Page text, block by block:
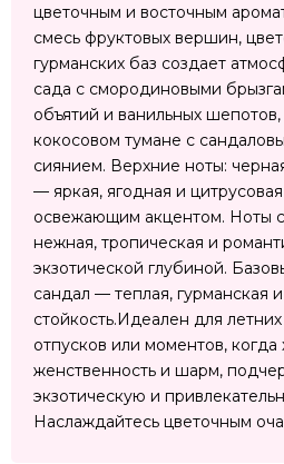
цветочным и восточным
смесь фруктовых вершин,
гурманских баз создает
сада с смородиновыми
объятий и ванильных
кокосовом тумане с
сиянием. Верхние ноты:
— яркая, ягодная и
освежающим акцентом. Ноты
нежная, тропическая и
экзотической глубиной.
сандал — теплая, гурманская
стойкость.Идеален для
отпусков или моментов, когда
женственность и шарм,
экзотическую и
Наслаждайтесь цветочным